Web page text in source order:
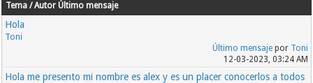
Tema / Autor Último mensaje
Hola
Toni
Último mensajepor Toni
12-03-2023, 03:24 AM
Hola me presento mi nombre es alex y es un placer conocerlos a todos